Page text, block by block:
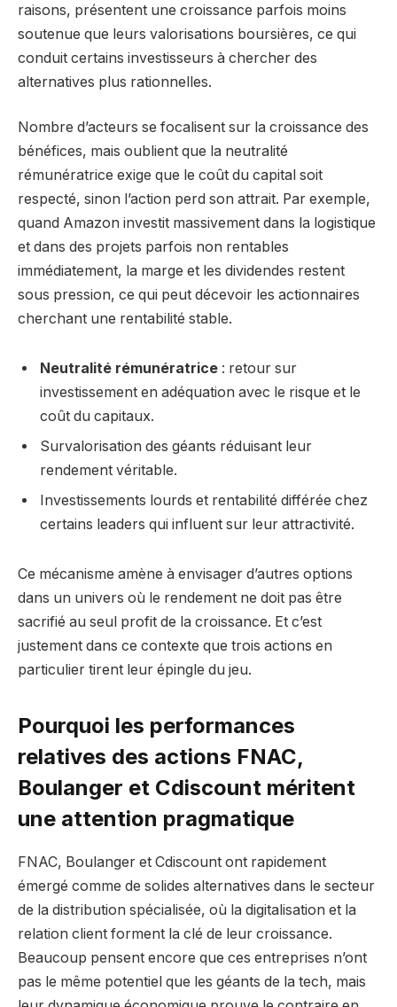
raisons, présentent une croissance parfois moins
soutenue que leurs valorisations boursières, ce qui
conduit certains investisseurs à chercher des
alternatives plus rationnelles.
Nombre d’acteurs se focalisent sur la croissance des
bénéfices, mais oublient que la neutralité
rémunératrice exige que le coût du capital soit
respecté, sinon l’action perd son attrait. Par exemple,
quand Amazon investit massivement dans la logistique
et dans des projets parfois non rentables
immédiatement, la marge et les dividendes restent
sous pression, ce qui peut décevoir les actionnaires
cherchant une rentabilité stable.
Neutralité rémunératrice : retour sur
investissement en adéquation avec le risque et le
coût du capitaux.
Survalorisation des géants réduisant leur
rendement véritable.
Investissements lourds et rentabilité différée chez
certains leaders qui influent sur leur attractivité.
Ce mécanisme amène à envisager d’autres options
dans un univers où le rendement ne doit pas être
sacrifié au seul profit de la croissance. Et c’est
justement dans ce contexte que trois actions en
particulier tirent leur épingle du jeu.
Pourquoi les performances
relatives des actions FNAC,
Boulanger et Cdiscount méritent
une attention pragmatique
FNAC, Boulanger et Cdiscount ont rapidement
émergé comme de solides alternatives dans le secteur
de la distribution spécialisée, où la digitalisation et la
relation client forment la clé de leur croissance.
Beaucoup pensent encore que ces entreprises n’ont
pas le même potentiel que les géants de la tech, mais